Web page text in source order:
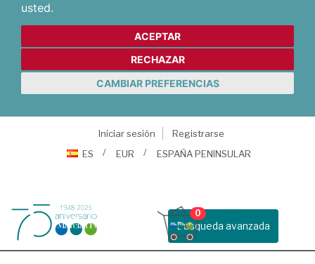
usted.
ACEPTAR
RECHAZAR
CAMBIAR PREFERENCIAS
Iniciar sesión
Registrarse
ES
EUR ESPAÑA PENINSULAR
Busqueda avanzada
0